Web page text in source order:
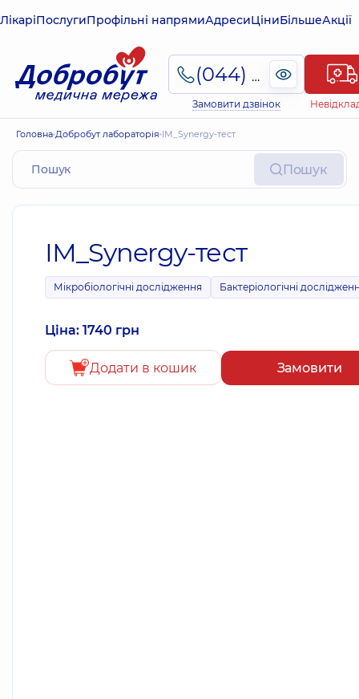
ЛікаріПослугиПрофільні напрямиАдресиЦіниБільшеАкції
(044) 495-2-888
Замовити дзвінок
Головна Добробут лабораторія ІМ_Synergy-тест
Пошук
ІМ_Synergy-тест
Мікробіологічні дослідження Бактеріологічні
Ціна: 1740 грн
Додати в кошик Замовити